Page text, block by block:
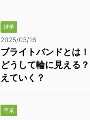
雑学
2025/03/16
ブライトバンドとは
どうして輪に見える
えていく？
卒業